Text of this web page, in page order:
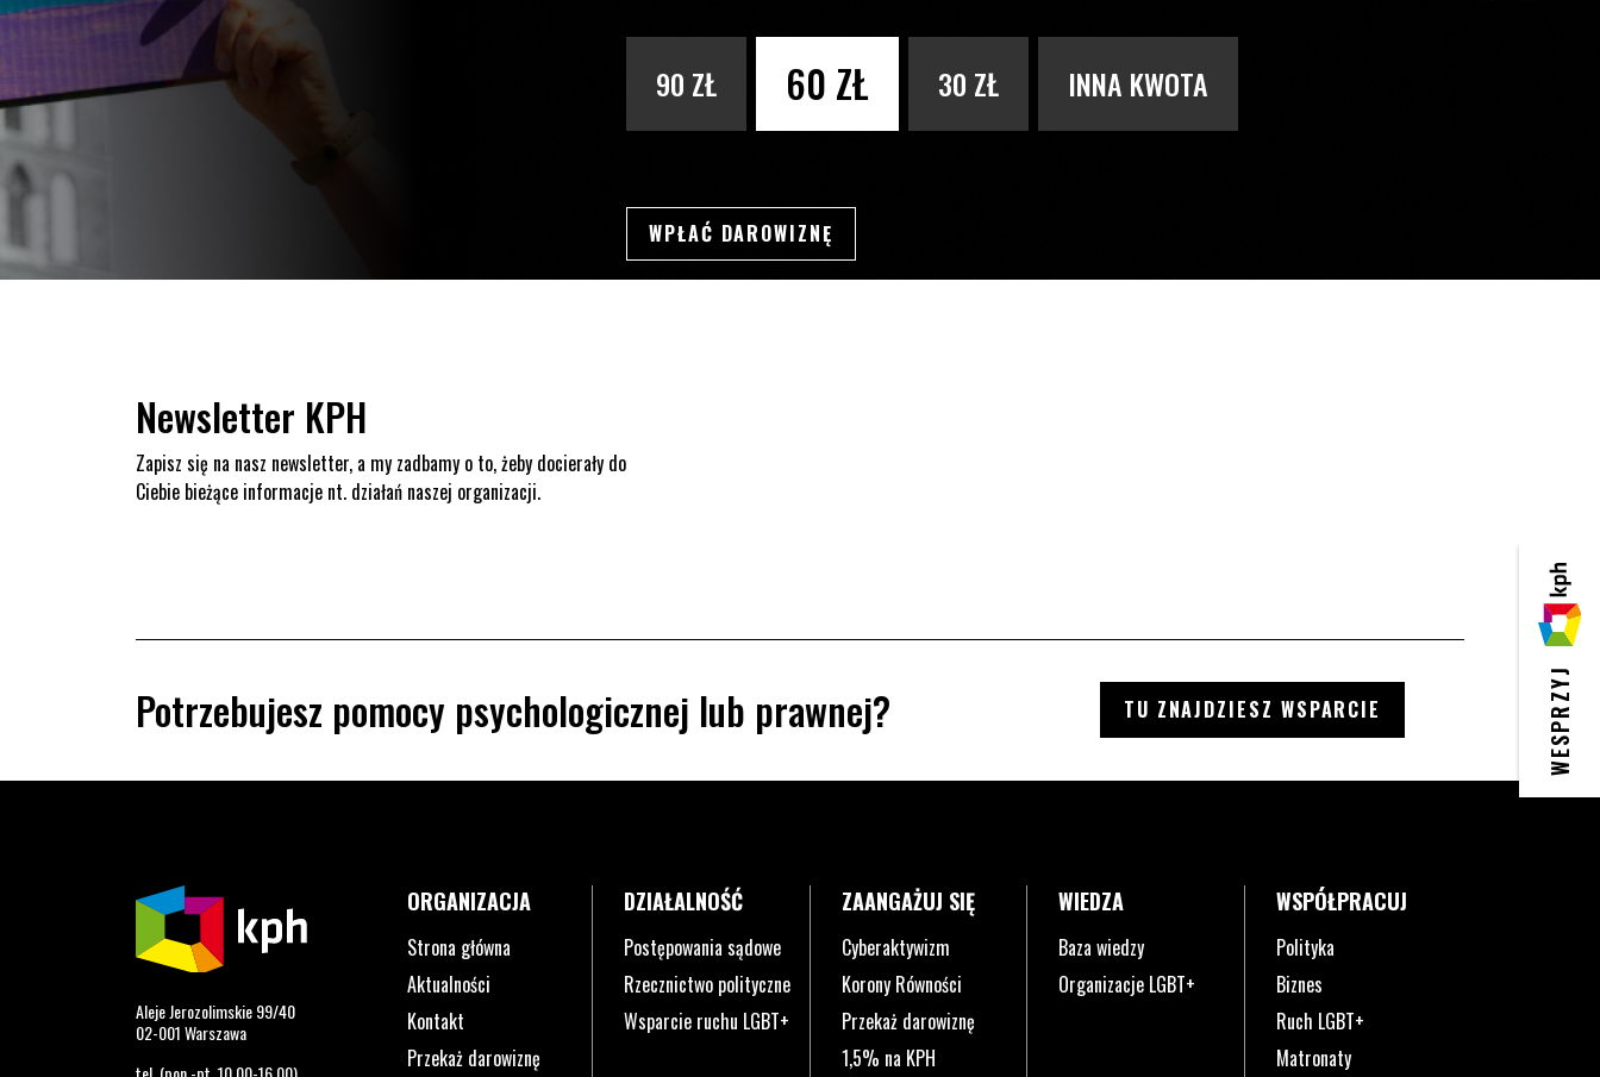
WESPRZYJ
KPH
90 ZŁ 60 ZŁ 30 ZŁ INNA KWOTA
PODAJ KWOTĘ
WPŁAĆ DAROWIZNĘ
SWSDSD
Newsletter KPH
Zapisz się na nasz newsletter, a my zadbamy o to, żeby docierały do
Ciebie bieżące informacje nt. działań naszej organizacji.
Potrzebujesz pomocy psychologicznej lub prawnej? TU ZNAJDZIESZ WSPARCIE
Aleje Jerozolimskie 99/40
02-001 Warszawa
ORGANIZACJA
Strona główna
Aktualności
Kontakt
Przekaż darowiznę
DZIAŁALNOŚĆ
Postępowania sądowe
Rzecznictwo polityczne
Wsparcie ruchu LGBT+
ZAANGAŻUJ SIĘ
Cyberaktywizm
Korony Równości
Przekaż darowiznę
1,5% na KPH
WIEDZA
Baza wiedzy
Organizacje LGBT+
WSPÓŁPRACUJ
Polityka
Biznes
Ruch LGBT+
Matronaty